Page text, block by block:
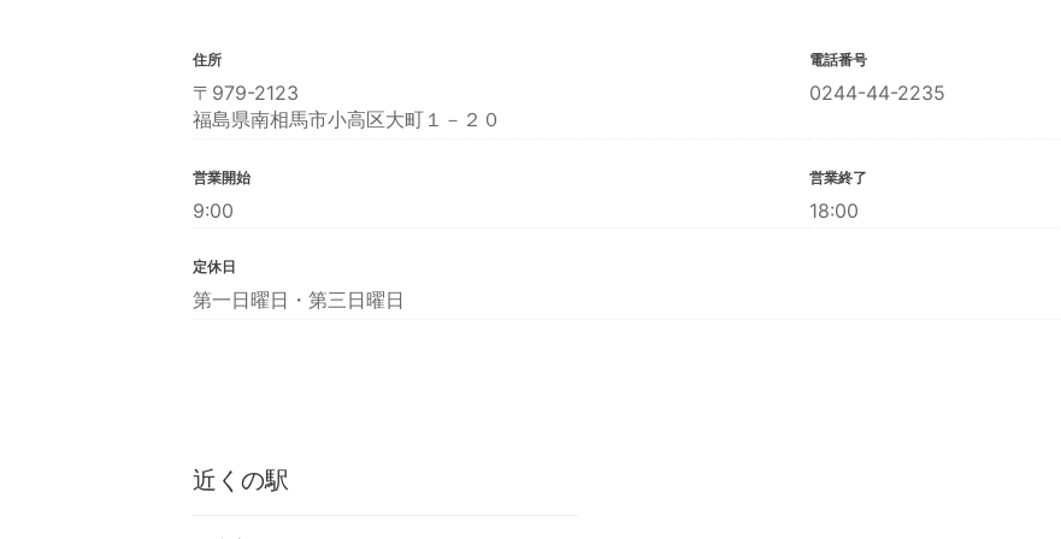
住所
〒979-2123
福島県南相馬市小高区大町１－２０
電話番号
0244-44-2235
営業開始
9:00
営業終了
18:00
定休日
第一日曜日・第三日曜日
近くの駅